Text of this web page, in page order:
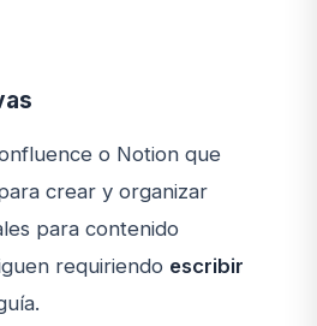
o Notion que
crear y organizar
para contenido
requiriendo escribir